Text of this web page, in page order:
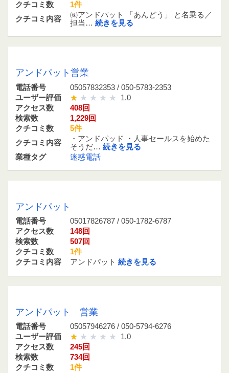
クチコミ数
1件
クチコミ内容
㈱アンドパット 「あんどう」 と名乗る／
担当… 続きを見る
アンドパット営業
電話番号
05057832353 / 050-5783-2353
ユーザー評価
1.0
アクセス数
408回
検索数
1,229回
クチコミ数
5件
クチコミ内容
・アンドパッド ・人事セールスを始めた
そうだ… 続きを見る
業種タグ
迷惑電話
アンドパット
電話番号
05017826787 / 050-1782-6787
アクセス数
148回
検索数
507回
クチコミ数
1件
クチコミ内容
アンドパット 続きを見る
アンドパット 営業
電話番号
05057946276 / 050-5794-6276
ユーザー評価
1.0
アクセス数
245回
検索数
734回
クチコミ数
1件